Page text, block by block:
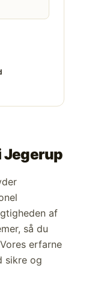
Jegerup
af
så du
erfarne
sikre og